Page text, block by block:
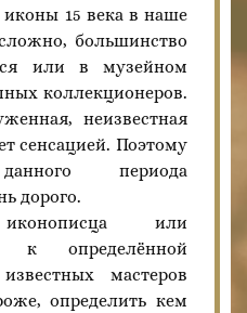
иконы 15 века в наше
большинство
или в музейном
коллекционеров.
неизвестная
сенсацией. Поэтому
периода
дорого.
иконописца или
к определённой
мастеров
определить кем